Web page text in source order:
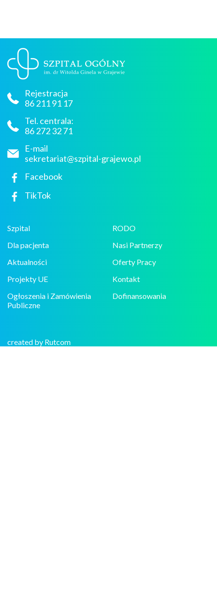
Rejestracja
86 211 91 17
Tel. centrala:
86 272 32 71
E-mail
sekretariat@szpital-grajewo.pl
Facebook
TikTok
Szpital
Dla pacjenta
Aktualności
Projekty UE
Ogłoszenia i Zamówienia
Publiczne
RODO
Nasi Partnerzy
Oferty Pracy
Kontakt
Dofinansowania
created by Rutcom